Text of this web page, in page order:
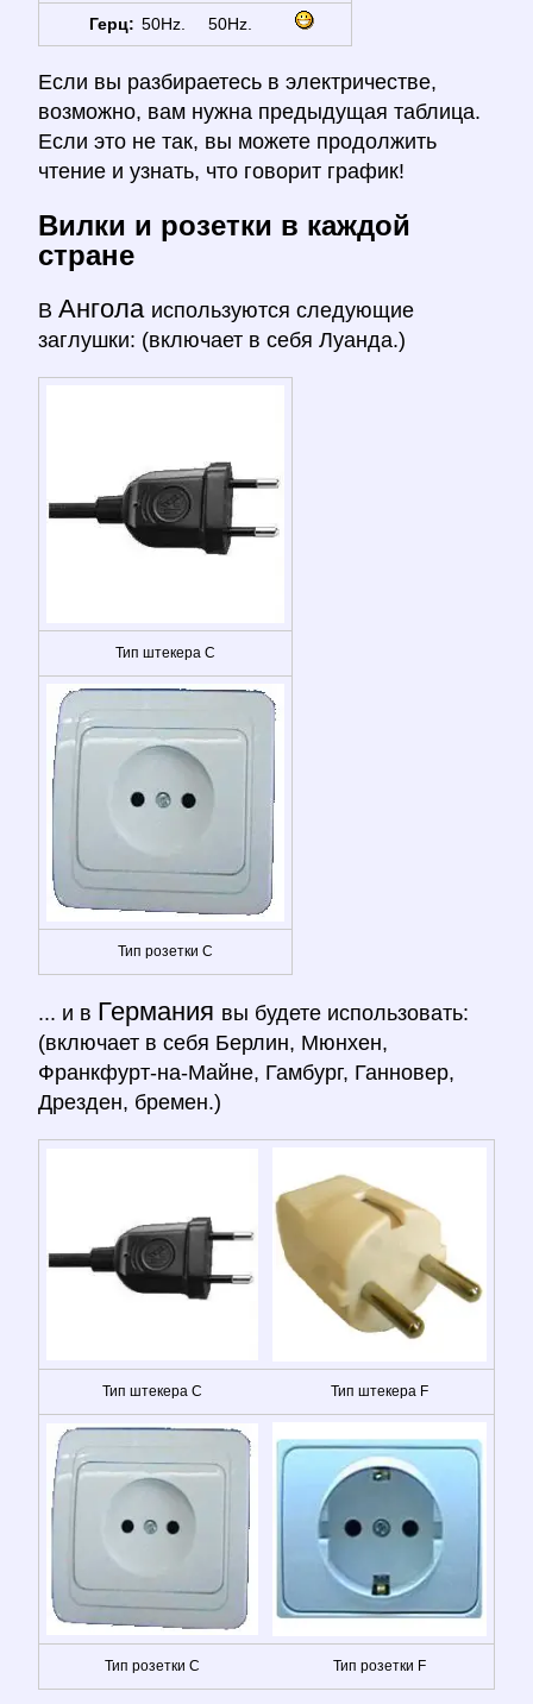
Герц: 50Hz. 50Hz.
Если вы разбираетесь в электричестве,
возможно, вам нужна предыдущая таблица.
Если это не так, вы можете продолжить
чтение и узнать, что говорит график!
Вилки и розетки в каждой
стране
В Ангола используются следующие
заглушки: (включает в себя Луанда.)
Тип штекера C
Тип розетки C
... и в Германия вы будете использовать:
(включает в себя Берлин, Мюнхен,
Франкфурт-на-Майне, Гамбург, Ганновер,
Дрезден, бремен.)
Тип штекера C Тип штекера F
Тип розетки C Тип розетки F